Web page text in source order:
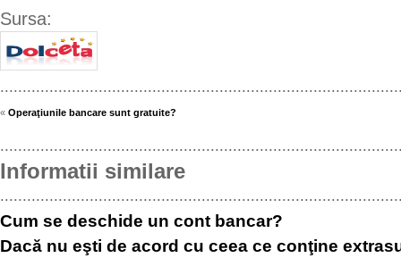
Sursa:
« Operaţiunile bancare sunt gratuite?
Informatii similare
Cum se deschide un cont bancar?
Dacă nu eşti de acord cu ceea ce conţine